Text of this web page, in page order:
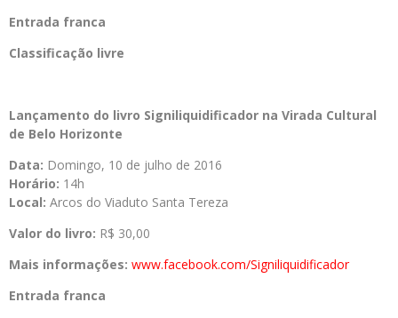
Entrada franca
Classificação livre
Lançamento do livro Signiliquidificador na Virada Cultural
de Belo Horizonte
Data: Domingo, 10 de julho de 2016
Horário: 14h
Local: Arcos do Viaduto Santa Tereza
Valor do livro: R$ 30,00
Mais informações: www.facebook.com/Signiliquidificador
Entrada franca